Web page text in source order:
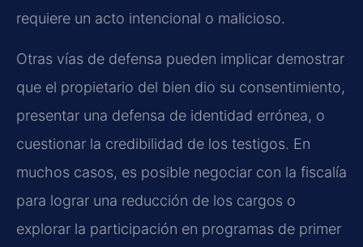
requiere un acto intencional o malicioso.
Otras vías de defensa pueden implicar demostrar
que el propietario del bien dio su consentimiento,
presentar una defensa de identidad errónea, o
cuestionar la credibilidad de los testigos. En
muchos casos, es posible negociar con la fiscalía
para lograr una reducción de los cargos o
explorar la participación en programas de primer